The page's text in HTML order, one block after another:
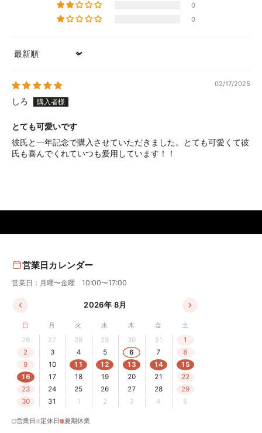
0
0
Sort by
02/17/2025
しろ
とても可愛いです
彼氏と一年記念で購入させていただきました。とても可愛くて彼
氏も喜んでくれていつも愛用しています！！
営業日カレンダー
営業日：月曜〜金曜 10:00〜17:00
2026年 8月
日 月 火 水 木 金
土
26
27 28 29 30 31
1
2
3 4 5 6 7
8
9
10 11 12 13 14
15
16
17 18 19 20 21
22
23
24 25 26 27 28
29
30
31 1 2 3 4 5
営業日 定休日 夏期休業